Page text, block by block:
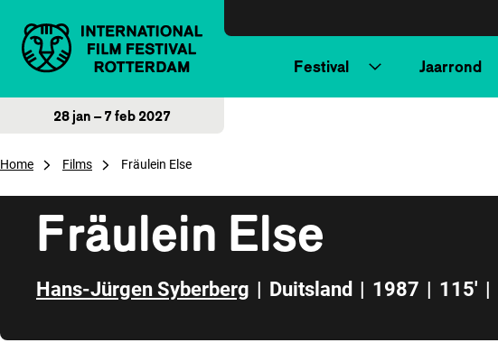
Festival Jaarrond
28 jan – 7 feb 2027
Home Films Fräulein Else
Fräulein Else
Hans-Jürgen Syberberg | Duitsland | 1987 | 115' |